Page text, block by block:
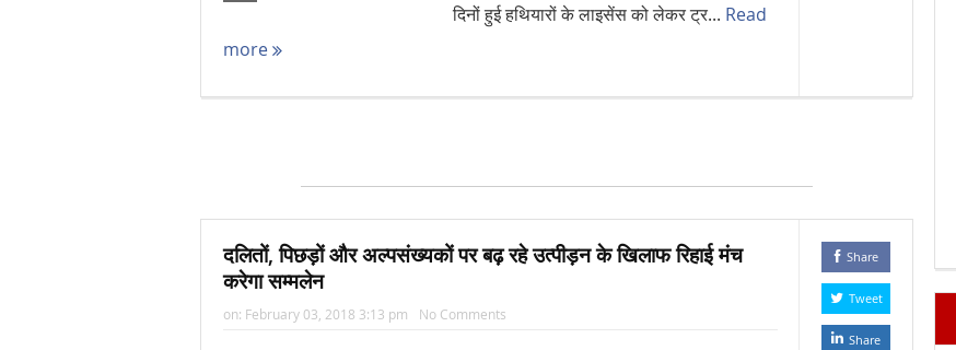
दिनों हुई हथियारों के लाइसेंस को लेकर ट्र... Read
more
दलितों, पिछड़ों और अल्पसंख्यकों पर बढ़ रहे उत्पीड़न के खिलाफ रिहाई मंच
करेगा सम्मलेन
on: February 03, 2018 3:13 pm No Comments
Share
Tweet
Share